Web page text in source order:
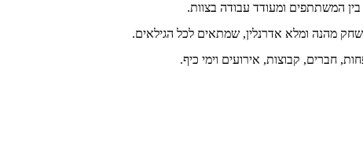
המשתתפים ומעודד עבודה בצוות.
מהנה ומלא אדרנלין, שמתאים לכל הגילאים.
חברים, קבוצות, אירועים וימי כיף.